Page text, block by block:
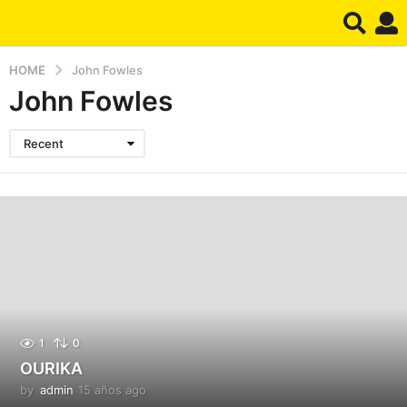
HOME John Fowles
John Fowles
Recent
1 0
OURIKA
by admin 15 años ago